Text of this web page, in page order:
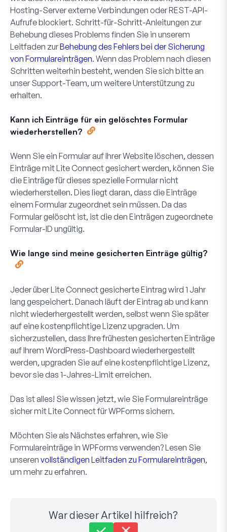
Hosting-Server externe Verbindungen oder REST-API-
Aufrufe blockiert. Schritt-für-Schritt-Anleitungen zur
Behebung dieses Problems finden Sie in unserem
Leitfaden zurBehebung des Fehlers bei der Sicherung
von Formulareinträgen. Wenn das Problem nach diesen
Schritten weiterhin besteht, wenden Sie sich bitte an
unser Support-Team, um weitere Unterstützung zu
erhalten.
Kann ich Einträge für ein gelöschtes Formular
wiederherstellen?
Wenn Sie ein Formular auf Ihrer Website löschen, dessen
Einträge mit Lite Connect gesichert werden, können Sie
die Einträge für dieses spezielle Formular nicht
wiederherstellen. Dies liegt daran, dass die Einträge
einem Formular zugeordnet sein müssen. Da das
Formular gelöscht ist, ist die den Einträgen zugeordnete
Formular-ID ungültig.
Wie lange sind meine gesicherten Einträge gültig?
Jeder über Lite Connect gesicherte Eintrag wird 1 Jahr
lang gespeichert. Danach läuft der Eintrag ab und kann
nicht wiederhergestellt werden, selbst wenn Sie später
auf eine kostenpflichtige Lizenz upgraden. Um
sicherzustellen, dass Ihre frühesten gesicherten Einträge
auf Ihrem WordPress-Dashboard wiederhergestellt
werden, upgraden Sie auf eine kostenpflichtige Lizenz,
bevor sie das 1-Jahres-Limit erreichen.
Das ist alles! Sie wissen jetzt, wie Sie Formulareinträge
sicher mit Lite Connect für WPForms sichern.
Möchten Sie als Nächstes erfahren, wie Sie
Formulareinträge in WPForms verwenden? Lesen Sie
unseren vollständigen Leitfaden zu Formulareinträgen,
um mehr zu erfahren.
War dieser Artikel hilfreich?